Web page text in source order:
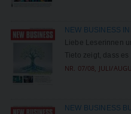
NEW BUSINESS
Liebe Leserinnen
Tieto zeigt, dass es
NR. 07/08, JULI/
NEW BUSINESS